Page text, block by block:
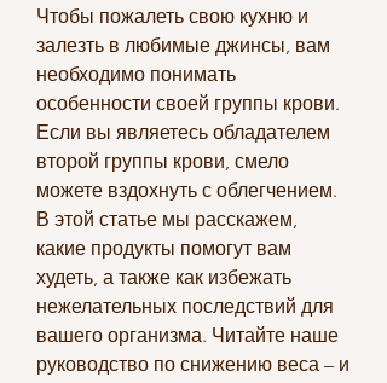
Чтобы пожалеть свою кухню и
залезть в любимые джинсы, вам
необходимо понимать
особенности своей группы крови.
Если вы являетесь обладателем
второй группы крови, смело
можете вздохнуть с облегчением.
В этой статье мы расскажем,
какие продукты помогут вам
худеть, а также как избежать
нежелательных последствий для
вашего организма. Читайте наше
руководство по снижению веса – и